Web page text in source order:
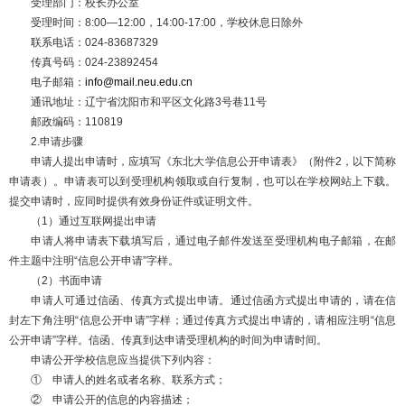
受理部门：校长办公室
受理时间：8:00—12:00，14:00-17:00，学校休息日除外
联系电话：024-83687329
传真号码：024-23892454
电子邮箱： info@mail.neu.edu.cn
通讯地址：辽宁省沈阳市和平区文化路3号巷11号
邮政编码：110819
2.申请步骤
申请人提出申请时，应填写《东北大学信息公开申请表》（附件2，以下简称
申请表）。申请表可以到受理机构领取或自行复制，也可以在学校网站上下载。
提交申请时，应同时提供有效身份证件或证明文件。
（1）通过互联网提出申请
申请人将申请表下载填写后，通过电子邮件发送至受理机构电子邮箱，在邮
件主题中注明“信息公开申请”字样。
（2）书面申请
申请人可通过信函、传真方式提出申请。通过信函方式提出申请的，请在信
封左下角注明“信息公开申请”字样；通过传真方式提出申请的，请相应注明“信息
公开申请”字样。信函、传真到达申请受理机构的时间为申请时间。
申请公开学校信息应当提供下列内容：
① 申请人的姓名或者名称、联系方式；
② 申请公开的信息的内容描述；